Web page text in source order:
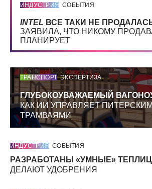
ИНДУСТРИЯ СОБЫТИЯ
INTEL ВСЕ ТАКИ НЕ
ЗАЯВИЛА, ЧТО НИКОМУ
ПЛАНИРУЕТ
ТРАНСПОРТ ЭКСПЕРТИЗА
ГЛУБОКОУВАЖАЕМЫЙ
КАК ИИ УПРАВЛЯЕТ
ТРАМВАЯМИ
ИНДУСТРИЯ СОБЫТИЯ
РАЗРАБОТАНЫ «УМНЫЕ»
ДЕЛАЮТ УДОБРЕНИЯ